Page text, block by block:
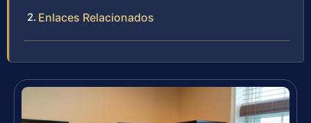
Enlaces Relacionados